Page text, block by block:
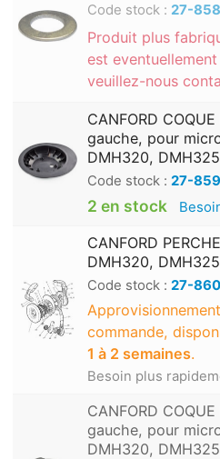
Code stock : 27-858
Produit plus
est
veuillez-nous
CANFORD COQUE
gauche, pour
DMH320,
Code stock : 27-859
2 en stock
CANFORD
DMH320,
Code stock : 27-860
commande,
1 à 2 semaines.
Besoin plus
CANFORD COQUE
gauche, pour
DMH320,